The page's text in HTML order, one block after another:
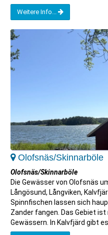
Weitere Info...
Olofsnäs/Skinnarböle
Olofsnäs/Skinnarböle
Die Gewässer von Olofsnäs
Långösund, Långviken,
Spinnfischen lassen sich
Zander fangen. Das Gebiet
Gewässern. In Kalvfjärd gibt